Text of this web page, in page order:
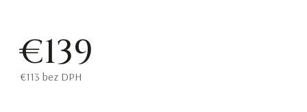
€139
€113 bez DPH